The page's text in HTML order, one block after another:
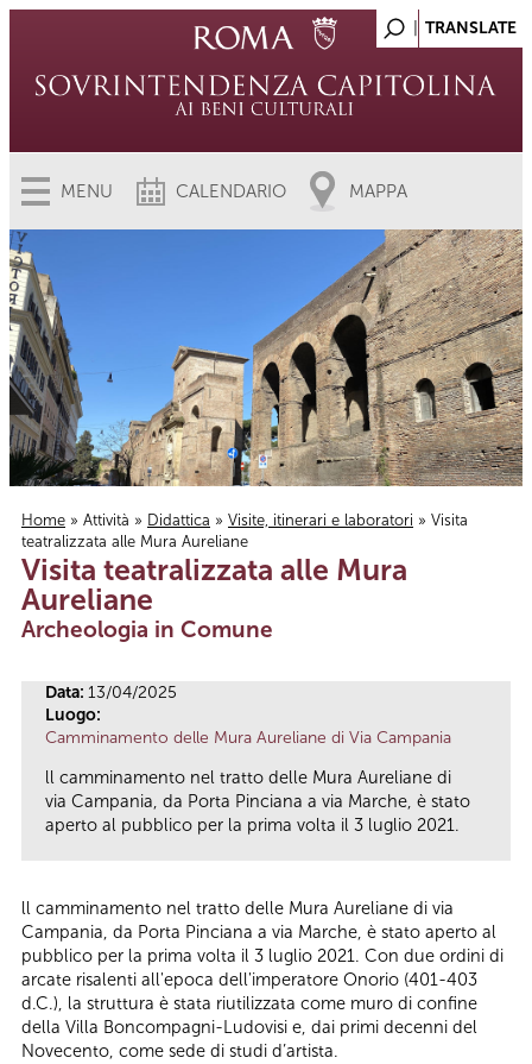
MENU CALENDARIO MAPPA
Tu sei qui
Home » Attività » Didattica » Visite, itinerari e laboratori » Visita
teatralizzata alle Mura Aureliane
Visita teatralizzata alle Mura
Aureliane
Archeologia in Comune
Data: 13/04/2025
Luogo:
Camminamento delle Mura Aureliane di Via Campania
ll camminamento nel tratto delle Mura Aureliane di
via Campania, da Porta Pinciana a via Marche, è stato
aperto al pubblico per la prima volta il 3 luglio 2021.
ll camminamento nel tratto delle Mura Aureliane di via
Campania, da Porta Pinciana a via Marche, è stato aperto al
pubblico per la prima volta il 3 luglio 2021. Con due ordini di
arcate risalenti all'epoca dell'imperatore Onorio (401-403
d.C.), la struttura è stata riutilizzata come muro di confine
della Villa Boncompagni-Ludovisi e, dai primi decenni del
Novecento, come sede di studi d’artista.